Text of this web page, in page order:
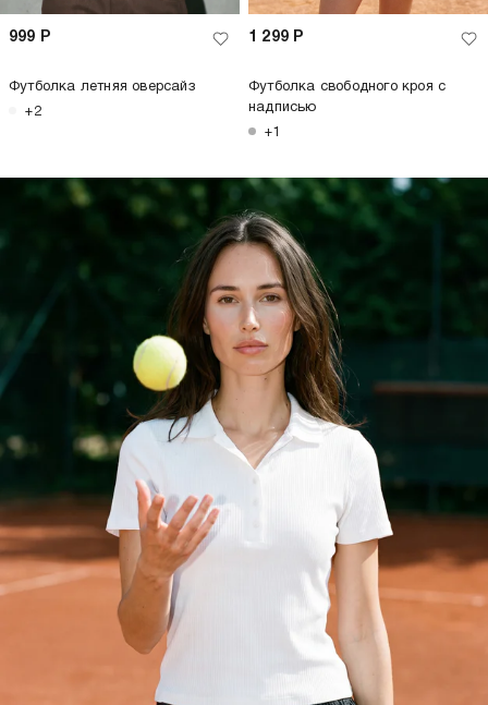
999 Р
Футболка летняя оверсайз
+2
1 299 Р
Футболка свободного кроя с
надписью
+1